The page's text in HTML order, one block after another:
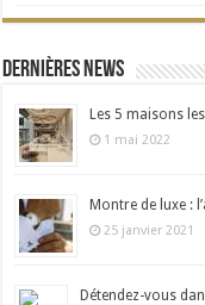
Dernières news
Les 5 maisons
1 mai 2022
Montre de luxe :
25 janvier 2021
Détendez-vous